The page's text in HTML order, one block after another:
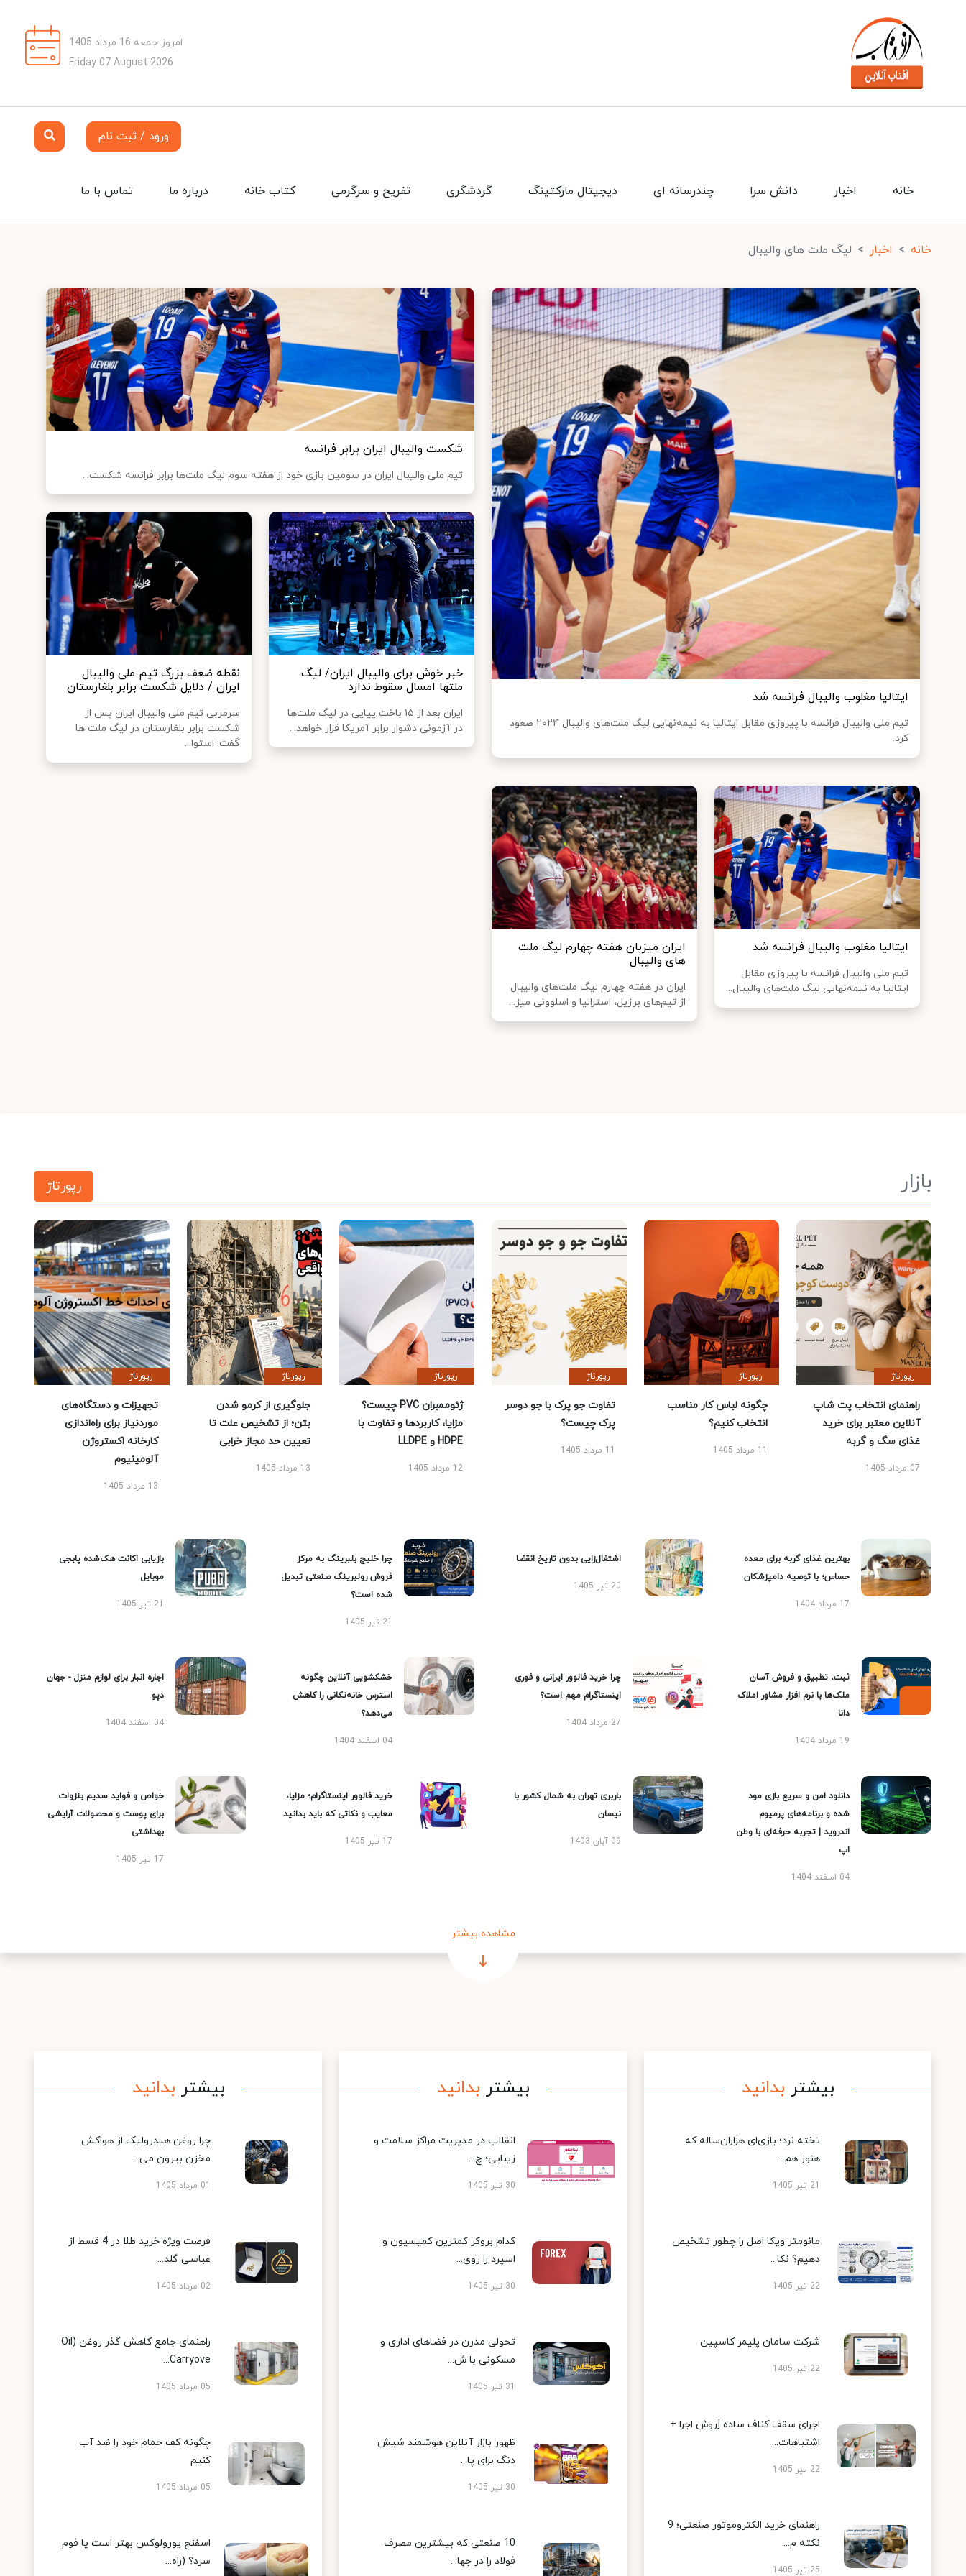
امروز جمعه 16 مرداد 1405
Friday 07 August 2026
ورود / ثبت نام
تماس با ما درباره ما کتاب خانه تفریح و سرگرمی گردشگری دیجیتال مارکتینگ چندرسانه ای دانش سرا اخبار خانه
خانه اخبار لیگ ملت‌ های والیبال
ایتالیا مغلوب والیبال فرانسه شد
تیم ملی والیبال فرانسه با پیروزی مقابل ایتالیا به نیمه‌نهایی لیگ ملت‌های والیبال ۲۰۲۴ صعود
کرد.
شکست والیبال ایران برابر فرانسه
تیم ملی والیبال ایران در سومین بازی خود از هفته سوم لیگ ملت‌ها برابر فرانسه شکست...
خبر خوش برای والیبال ایران/ لیگ
ملتها امسال سقوط ندارد
ایران بعد از ۱۵ باخت پیاپی در لیگ ملت‌ها
در آزمونی دشوار برابر آمریکا قرار خواهد...
نقطه ضعف بزرگ تیم ملی والیبال
ایران / دلایل شکست برابر بلغارستان
سرمربی تیم ملی والیبال ایران پس از
شکست برابر بلغارستان در لیگ ملت ها
گفت: استوا...
ایتالیا مغلوب والیبال فرانسه شد
تیم ملی والیبال فرانسه با پیروزی مقابل
ایتالیا به نیمه‌نهایی لیگ ملت‌های والیبال...
ایران میزبان هفته چهارم لیگ ملت‌
های والیبال
ایران در هفته چهارم لیگ ملت‌های والیبال
از تیم‌های برزیل، استرالیا و اسلوونی میز...
بازار رپورتاژ
رپورتاژ
راهنمای انتخاب پت شاپ
آنلاین معتبر برای خرید
غذای سگ و گربه
07 مرداد 1405
رپورتاژ
چگونه لباس کار مناسب
انتخاب کنیم؟
11 مرداد 1405
رپورتاژ
تفاوت جو پرک با جو دوسر
پرک چیست؟
11 مرداد 1405
رپورتاژ
ژئوممبران PVC چیست؟
مزایا، کاربردها و تفاوت با
HDPE و LLDPE
12 مرداد 1405
رپورتاژ
جلوگیری از کرمو شدن
بتن؛ از تشخیص علت تا
تعیین حد مجاز خرابی
13 مرداد 1405
رپورتاژ
تجهیزات و دستگاه‌های
موردنیاز برای راه‌اندازی
کارخانه اکستروژن
آلومینیوم
13 مرداد 1405
بهترین غذای گربه برای معده
حساس؛ با توصیه دامپزشکان
17 مرداد 1404
اشتغال‌زایی بدون تاریخ انقضا
20 تیر 1405
چرا خلیج بلبرینگ به مرکز
فروش رولبرینگ صنعتی تبدیل
شده است؟
21 تیر 1405
بازیابی اکانت هک‌شده پابجی
موبایل
21 تیر 1405
ثبت، تطبیق و فروش آسان
ملک‌ها با نرم افزار مشاور املاک
دانا
19 مرداد 1404
چرا خرید فالوور ایرانی و فوری
اینستاگرام مهم است؟
27 مرداد 1404
خشکشویی آنلاین چگونه
استرس خانه‌تکانی را کاهش
می‌دهد؟
04 اسفند 1404
اجاره انبار برای لوازم منزل - جهان
دپو
04 اسفند 1404
دانلود امن و سریع بازی مود
شده و برنامه‌های پرمیوم
اندروید | تجربه حرفه‌ای با وطن
اپ
04 اسفند 1404
باربری تهران به شمال کشور با
نیسان
09 آبان 1403
خرید فالوور اینستاگرام؛ مزایا،
معایب و نکاتی که باید بدانید
17 تیر 1405
خواص و فواید سدیم بنزوات
برای پوست و محصولات آرایشی
بهداشتی
17 تیر 1405
مشاهده بیشتر
بیشتر بدانید
تخته نرد؛ بازی‌ای هزاران‌ساله که
هنوز هم...
21 تیر 1405
مانومتر ویکا اصل را چطور تشخیص
دهیم؟ نکا...
22 تیر 1405
شرکت سامان پلیمر کاسپین
22 تیر 1405
اجرای سقف کناف ساده [روش اجرا +
اشتباهات...
22 تیر 1405
راهنمای خرید الکتروموتور صنعتی؛ 9
نکته م...
25 تیر 1405
بیشتر بدانید
انقلاب در مدیریت مراکز سلامت و
زیبایی؛ چ...
30 تیر 1405
کدام بروکر کمترین کمیسیون و
اسپرد را روی...
30 تیر 1405
تحولی مدرن در فضاهای اداری و
مسکونی با ش...
31 تیر 1405
ظهور بازار آنلاین هوشمند شیش
دنگ برای پا...
30 تیر 1405
10 صنعتی که بیشترین مصرف
فولاد را در جها...
بیشتر بدانید
چرا روغن هیدرولیک از هواکش
مخزن بیرون می...
01 مرداد 1405
فرصت ویژه خرید طلا در 4 قسط از
عباسی گلد...
02 مرداد 1405
راهنمای جامع کاهش گذر روغن (Oil
Carryove...
05 مرداد 1405
چگونه کف حمام خود را ضد آب
کنیم
05 مرداد 1405
اسفنج یورولوکس بهتر است یا فوم
سرد؟ (راه...